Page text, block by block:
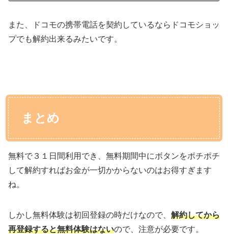
また、ドコモの携帯電話を契約しているならドコモショッ
プでも解約出来るみたいです。
まとめ
無料で３１日間利用でき、無料期間中にボタンをポチポチ
して解約すればお金が一切かからないのはお得すぎます
ね。
しかし無料体験は初回登録の時だけなので、 解約してから
再登録すると無料体験はないので、注意が必要です。